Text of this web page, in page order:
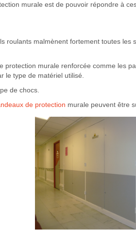
murale est de pouvoir répondre à
roulants malmènent fortement toutes les
protection murale renforcée comme les
le type de matériel utilisé.
de chocs.
de protection murale peuvent être